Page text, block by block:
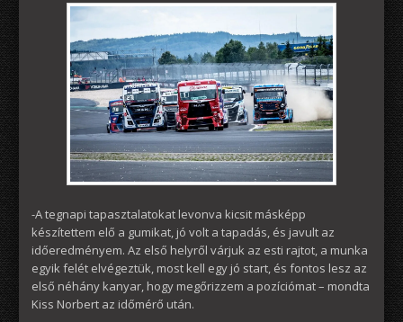
-A tegnapi tapasztalatokat levonva kicsit másképp
készítettem elő a gumikat, jó volt a tapadás, és javult az
időeredményem. Az első helyről várjuk az esti rajtot, a munka
egyik felét elvégeztük, most kell egy jó start, és fontos lesz az
első néhány kanyar, hogy megőrizzem a pozíciómat – mondta
Kiss Norbert az időmérő után.